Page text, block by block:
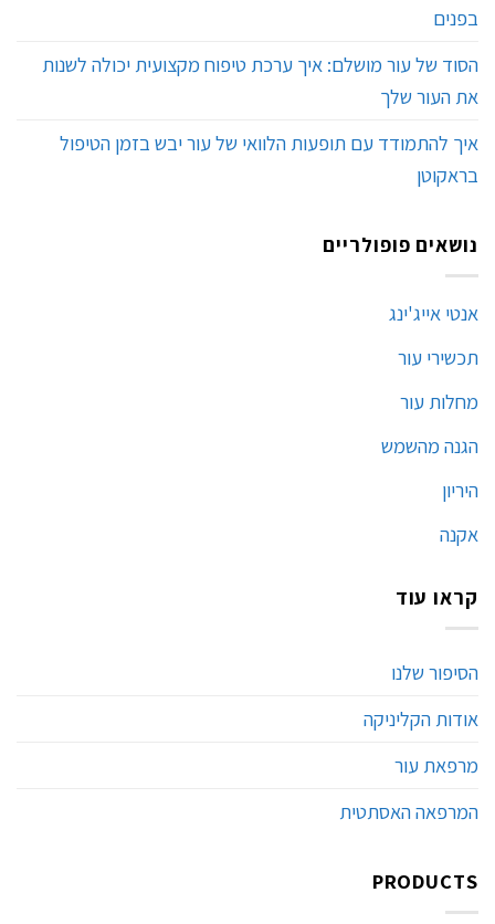
בפנים
הסוד של עור מושלם: איך ערכת טיפוח מקצועית יכולה לשנות
את העור שלך
איך להתמודד עם תופעות הלוואי של עור יבש בזמן הטיפול
בראקוטן
נושאים פופולריים
אנטי אייג'ינג
תכשירי עור
מחלות עור
הגנה מהשמש
היריון
אקנה
קראו עוד
הסיפור שלנו
אודות הקליניקה
מרפאת עור
המרפאה האסתטית
PRODUCTS